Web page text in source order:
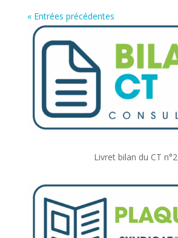
« Entrées précédentes
Livret bilan du CT n°2